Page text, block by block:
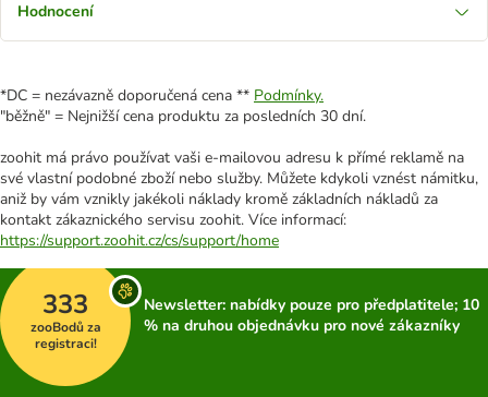
Hodnocení
*DC = nezávazně doporučená cena ** Podmínky.
"běžně" = Nejnižší cena produktu za posledních 30 dní.
zoohit má právo používat vaši e-mailovou adresu k přímé reklamě na
své vlastní podobné zboží nebo služby. Můžete kdykoli vznést námitku,
aniž by vám vznikly jakékoli náklady kromě základních nákladů za
kontakt zákaznického servisu zoohit. Více informací:
https://support.zoohit.cz/cs/support/home
333
zooBodů za
registraci!
Newsletter: nabídky pouze pro předplatitele; 10
% na druhou objednávku pro nové zákazníky